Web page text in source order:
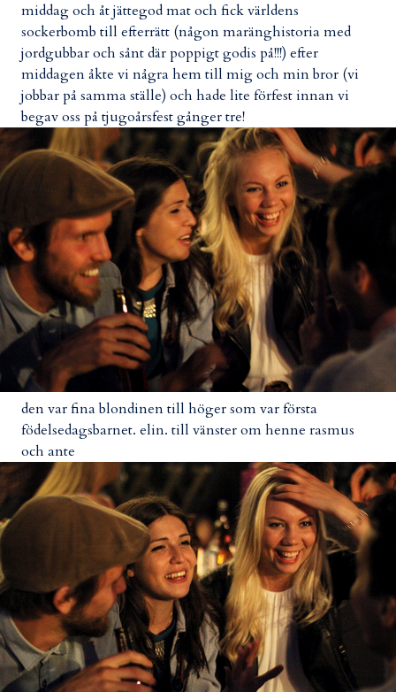
middag och åt jättegod mat och fick världens
sockerbomb till efterrätt (någon maränghistoria med
jordgubbar och sånt där poppigt godis på!!!) efter
middagen åkte vi några hem till mig och min bror (vi
jobbar på samma ställe) och hade lite förfest innan vi
begav oss på tjugoårsfest gånger tre!
den var fina blondinen till höger som var första
födelsedagsbarnet. elin. till vänster om henne rasmus
och ante